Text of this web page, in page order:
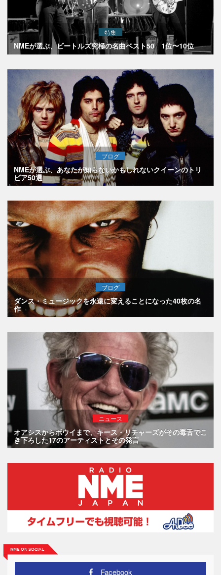
特集
NMEが選ぶ、ビートルズ究極の名曲ベスト50 1位〜10位
ブログ
NMEが選ぶ、あなたが知らないかもしれないクイーンのトリ
ビア50選
ブログ
ダンス・ミュージックを永遠に変えることになった40枚の名
作
ニュース
オアシスからボウイまで、キース・リチャーズがその毒舌でこ
き下ろした17のアーティストとその発言
Facebook